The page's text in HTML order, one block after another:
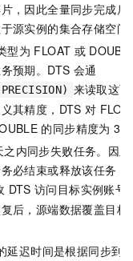
，因此全量同步完成后
源实例的集合存储空间
型为 FLOAT 或
预期。DTS 会通
来读取这
其精度，DTS 对
的同步精度为
内同步失败任务。因
必结束或释放该任务，
DTS 访问目标实例账号
后，源端数据覆盖目标
延迟时间是根据同步到